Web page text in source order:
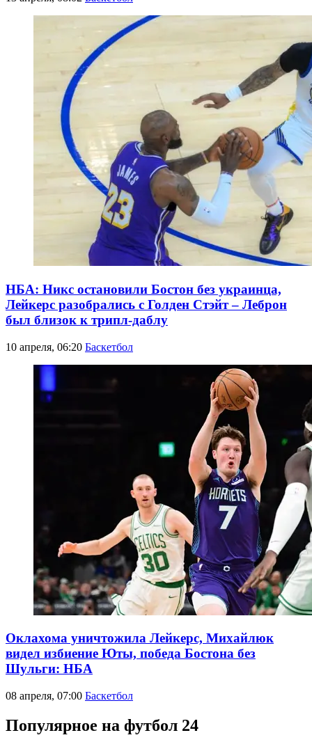
НБА: Никс остановили Бостон без украинца,
Лейкерс разобрались с Голден Стэйт – Леброн
был близок к трипл-даблу
10 апреля, 06:20 Баскетбол
Оклахома уничтожила Лейкерс, Михайлюк
видел избиение Юты, победа Бостона без
Шульги: НБА
08 апреля, 07:00 Баскетбол
Популярное на футбол 24